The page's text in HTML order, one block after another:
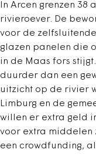
In Arcen grenzen
rivieroever. De
voor de
glazen panelen die
in de Maas fors
duurder dan een
uitzicht op de rivier
Limburg en de
willen er extra geld
voor extra middelen
een crowdfunding,